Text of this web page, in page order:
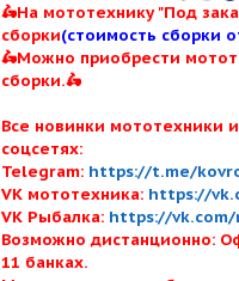
🛵На мототехнику "Под
сборки(стоимость сборки
🛵Можно приобрести
сборки.🛵
Все новинки мототехники
соцсетях:
Telegram: https://t.me/
VK мототехника: https://
VK Рыбалка: https://
Возможно дистанционно:
11 банках.